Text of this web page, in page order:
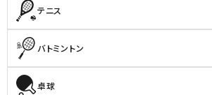
テニス
バトミントン
卓球